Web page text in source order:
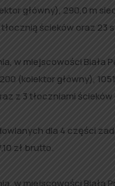
główny), 290,0 m
ścieków oraz 23
w miejscowości Biała
(kolektor główny),
z 3 tłoczniami
dla 4 części
zł brutto.
w miejscowości Biała